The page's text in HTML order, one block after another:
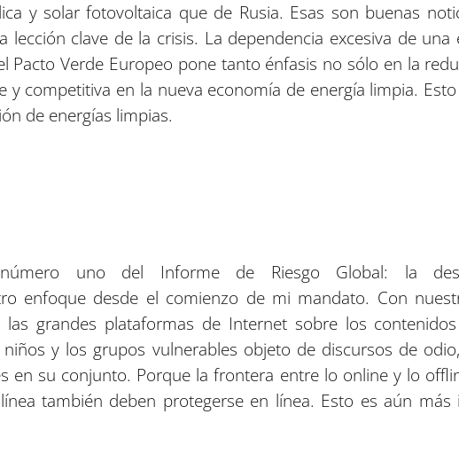
y solar fotovoltaica que de Rusia. Esas son buenas
clave de la crisis. La dependencia excesiva de una
Pacto Verde Europeo pone tanto énfasis no sólo en la
competitiva en la nueva economía de energía limpia.
de energías limpias.
uno del Informe de Riesgo Global: la
enfoque desde el comienzo de mi mandato. Con
las grandes plataformas de Internet sobre los
y los grupos vulnerables objeto de discursos de
en su conjunto. Porque la frontera entre lo online y lo
también deben protegerse en línea. Esto es aún